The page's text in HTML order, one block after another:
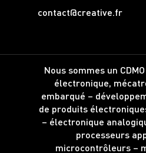
contact@creative.fr
Nous sommes un
électronique,
embarqué –
de produits
– électronique
processeurs
microcontrôleurs –